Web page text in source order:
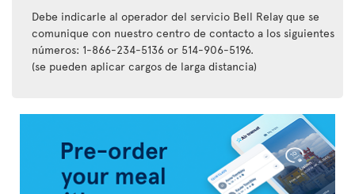
Debe indicarle al operador del servicio Bell Relay que se
comunique con nuestro centro de contacto a los siguientes
números: 1-866-234-5136 or 514-906-5196.
(se pueden aplicar cargos de larga distancia)
Transat